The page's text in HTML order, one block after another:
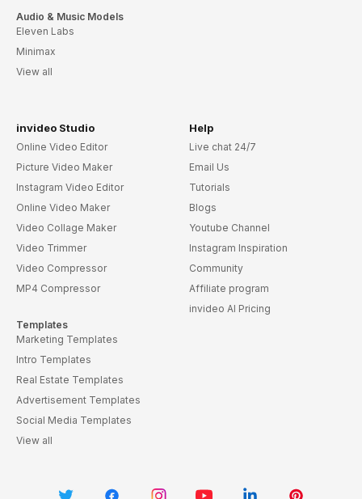
Audio & Music Models
Eleven Labs
Minimax
View all
invideo Studio
Online Video Editor
Picture Video Maker
Instagram Video Editor
Online Video Maker
Video Collage Maker
Video Trimmer
Video Compressor
MP4 Compressor
Templates
Marketing Templates
Intro Templates
Real Estate Templates
Advertisement Templates
Social Media Templates
View all
Help
Live chat 24/7
Email Us
Tutorials
Blogs
Youtube Channel
Instagram Inspiration
Community
Affiliate program
invideo AI Pricing